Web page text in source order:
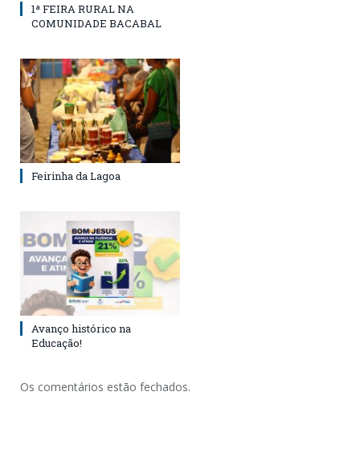
1ª FEIRA RURAL NA
COMUNIDADE BACABAL
Feirinha da Lagoa
Avanço histórico na
Educação!
Os comentários estão fechados.